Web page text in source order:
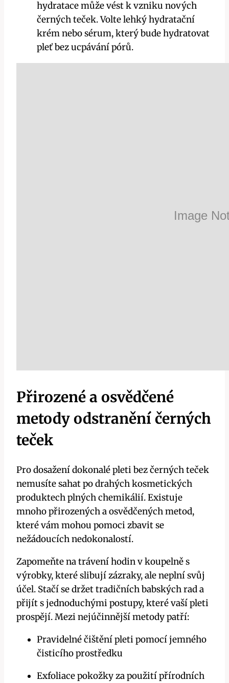
hydratace může vést k vzniku nových
černých teček. Volte lehký hydratační
krém nebo sérum, který bude hydratovat
pleť bez ucpávání pórů.
Přirozené a osvědčené
metody odstranění černých
teček
Pro dosažení dokonalé pleti bez černých teček
nemusíte sahat po drahých kosmetických
produktech plných chemikálií. Existuje
mnoho přirozených a osvědčených metod,
které vám mohou pomoci zbavit se
nežádoucích nedokonalostí.
Zapomeňte na trávení hodin v koupelně s
výrobky, které slibují zázraky, ale neplní svůj
účel. Stačí se držet tradičních babských rad a
přijít s jednoduchými postupy, které vaší pleti
prospějí. Mezi nejúčinnější metody patří:
Pravidelné čištění pleti pomocí jemného
čisticího prostředku
Exfoliace pokožky za použití přírodních